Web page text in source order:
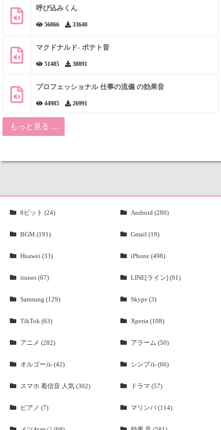
呼び込みくん
56066 33640
マクドナルド- ポテト音
51485 30891
プロフェッショナル 仕事の流儀 の効果音
44985 26991
もっと見る ...
8ビット (24) Android (280)
BGM (191) Gmail (19)
Huawei (33) iPhone (498)
itunes (67) LINE[ライン] (91)
Samsung (129) Skype (3)
TikTok (63) Xperia (108)
アニメ (282) アラーム (50)
オルゴール (42) シンプル (66)
スマホ 着信音 人気 (302) ドラマ (57)
ピアノ (7) マリンバ (114)